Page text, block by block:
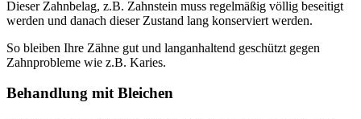
Dieser Zahnbelag, z.B. Zahnstein muss regelmäßig völlig beseitigt
werden und danach dieser Zustand lang konserviert werden.
So bleiben Ihre Zähne gut und langanhaltend geschützt gegen
Zahnprobleme wie z.B. Karies.
Behandlung mit Bleichen